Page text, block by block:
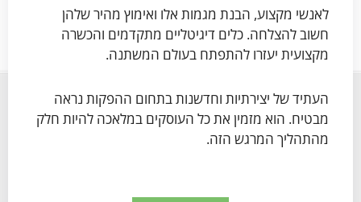
לאנשי מקצוע, הבנת מגמות אלו ואימוץ מהיר שלהן
חשוב להצלחה. כלים דיגיטליים מתקדמים והכשרה
מקצועית יעזרו להתפתח בעולם המשתנה.
העתיד של יצירתיות וחדשנות בתחום ההפקות נראה
מבטיח. הוא מזמין את כל העוסקים במלאכה להיות חלק
מהתהליך המרגש הזה.